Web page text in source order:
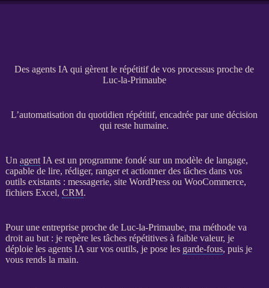
Des agents IA qui gèrent le répétitif de vos processus proche de
Luc-la-Primaube
L’automatisation du quotidien répétitif, encadrée par une décision
qui reste humaine.
Un agent IA est un programme fondé sur un modèle de langage,
capable de lire, rédiger, ranger et actionner des tâches dans vos
outils existants : messagerie, site WordPressou WooCommerce,
fichiers Excel, CRM.
Pour une entreprise proche de Luc-la-Primaube, ma méthode va
droit au but : je repère les tâches répétitives à faible valeur, je
déploie les agents IA sur vos outils, je pose les garde-fous, puis je
vous rends la main.